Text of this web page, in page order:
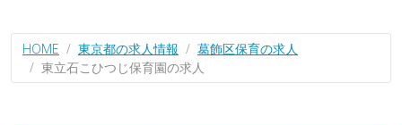
HOME 東京都の求人情報
葛飾区保育の求人
東立石こひつじ保育園の求人